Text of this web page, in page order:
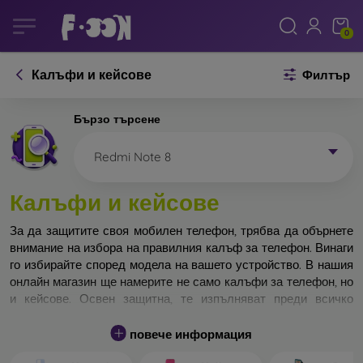
0
Калъфи и кейсове Филтър
Бързо търсене
Redmi Note 8
Калъфи и кейсове
За да защитите своя мобилен телефон, трябва да обърнете
внимание на избора на правилния калъф за телефон. Винаги
го избирайте според модела на вашето устройство. В нашия
онлайн магазин ще намерите не само калъфи за телефон, но
и кейсове. Освен защитна, те изпълняват преди всичко
Кейса за телефон може да бъде наречен и заден капак. Той е
повече информация